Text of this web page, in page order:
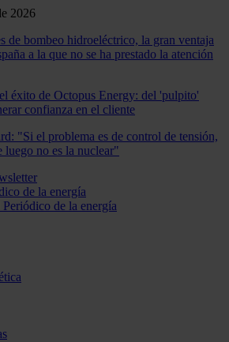
2026
de bombeo hidroeléctrico, la gran ventaja
a la que no se ha prestado la atención
éxito de Octopus Energy: del 'pulpito'
confianza en el cliente
"Si el problema es de control de tensión,
luego no es la nuclear"